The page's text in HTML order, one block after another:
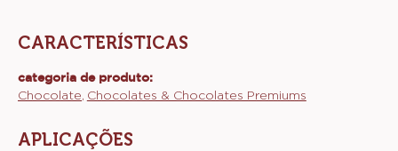
CARACTERÍSTICAS
Características
categoria de produto:
Chocolate Chocolates & Chocolates Premiums
APLICAÇÕES